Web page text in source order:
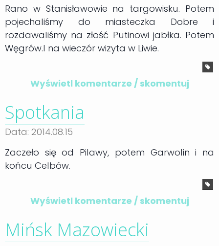
Rano w Stanisławowie na targowisku. Potem
pojechaliśmy do miasteczka Dobre i
rozdawaliśmy na złość Putinowi jabłka. Potem
Węgrów.I na wieczór wizyta w Liwie.
Wyświetl komentarze / skomentuj
Spotkania
Data: 2014.08.15
Zaczeło się od Pilawy, potem Garwolin i na
końcu Celbów.
Wyświetl komentarze / skomentuj
Mińsk Mazowiecki